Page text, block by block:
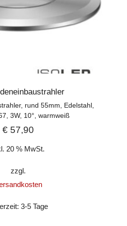
rund 55mm, Edelstahl,
3W, 10°, warmweiß
€ 57,90
20 % MwSt.
zzgl.
3-5 Tage